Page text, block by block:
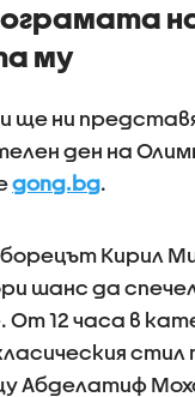
агресивно
поведение
му
ще ни
ден на
gong.bg.
борецът Кирил
шанс да
12 часа в
Абделатиф